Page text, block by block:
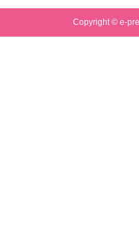
Copyright © e-